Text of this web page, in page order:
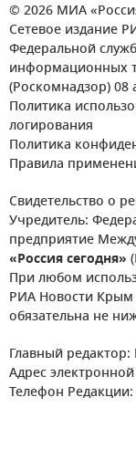
© 2026 МИА
Сетевое издание
Федеральной
информационных
(Роскомнадзор) 08
Политика
логирования
Политика
Правила
Свидетельство о
Учредитель:
предприятие
«Россия сегодня»
При любом
РИА Новости Крым
обязательна не
Главный редактор:
Адрес
Телефон Редакции: